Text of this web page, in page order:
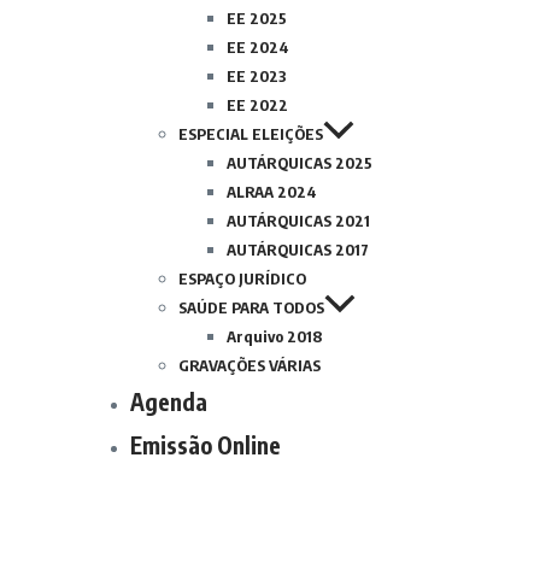
EE 2025
EE 2024
EE 2023
EE 2022
ESPECIAL ELEIÇÕES
AUTÁRQUICAS 2025
ALRAA 2024
AUTÁRQUICAS 2021
AUTÁRQUICAS 2017
ESPAÇO JURÍDICO
SAÚDE PARA TODOS
Arquivo 2018
GRAVAÇÕES VÁRIAS
Agenda
Emissão Online